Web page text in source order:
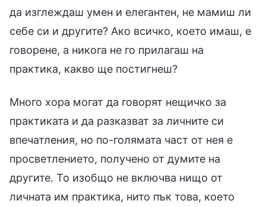
да изглеждаш умен и елегантен, не мамиш ли
себе си и другите? Ако всичко, което имаш, е
говорене, а никога не го прилагаш на
практика, какво ще постигнеш?
Много хора могат да говорят нещичко за
практиката и да разказват за личните си
впечатления, но по-голямата част от нея е
просветлението, получено от думите на
другите. То изобщо не включва нищо от
личната им практика, нито пък това, което